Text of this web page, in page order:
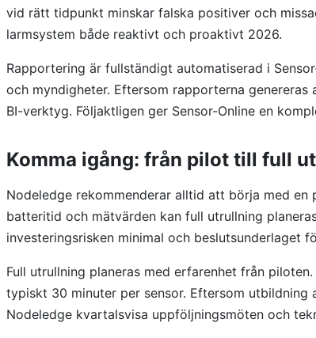
vid rätt tidpunkt minskar falska positiver och
larmsystem både reaktivt och proaktivt 2026.
Rapportering är fullständigt automatiserad i
och myndigheter. Eftersom rapporterna
BI-verktyg. Följaktligen ger Sensor-Online en
Komma igång: från pilot till full
Nodeledge rekommenderar alltid att börja med
batteritid och mätvärden kan full utrullning
investeringsrisken minimal och beslutsunderlaget
Full utrullning planeras med erfarenhet från
typiskt 30 minuter per sensor. Eftersom
Nodeledge kvartalsvisa uppföljningsmöten och